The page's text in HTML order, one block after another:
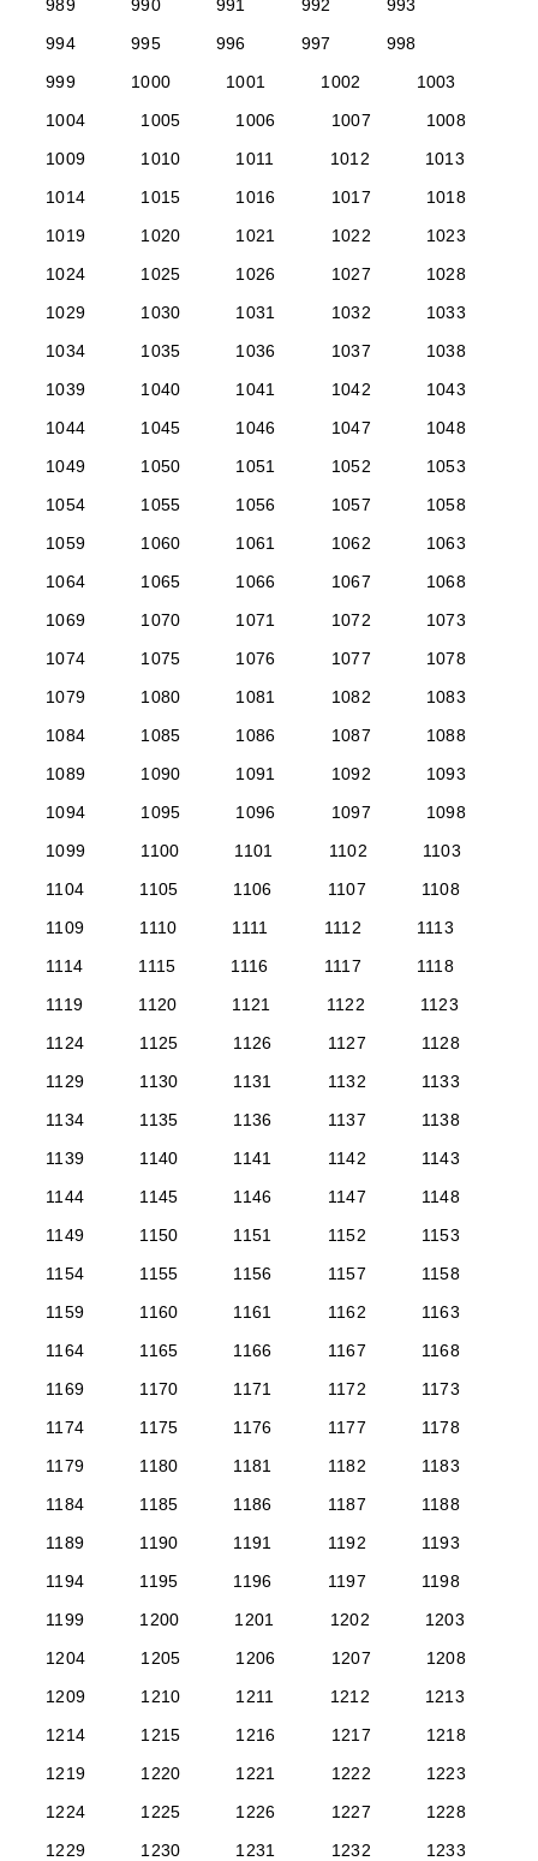
989 990 991 992
993
994
995 996 997
998
999
1000 1001 1002
1003
1004
1005 1006 1007
1008
1009
1010 1011 1012
1013
1014
1015 1016 1017
1018
1019
1020 1021 1022
1023
1024
1025 1026 1027
1028
1029
1030 1031 1032
1033
1034
1035 1036 1037
1038
1039
1040 1041 1042
1043
1044
1045 1046 1047
1048
1049
1050 1051 1052
1053
1054
1055 1056 1057
1058
1059
1060 1061 1062
1063
1064
1065 1066 1067
1068
1069
1070 1071 1072
1073
1074
1075 1076 1077
1078
1079
1080 1081 1082
1083
1084
1085 1086 1087
1088
1089
1090 1091 1092
1093
1094
1095 1096 1097
1098
1099
1100 1101 1102
1103
1104
1105 1106 1107
1108
1109
1110 1111 1112
1113
1114
1115 1116 1117
1118
1119
1120 1121 1122
1123
1124
1125 1126 1127
1128
1129
1130 1131 1132
1133
1134
1135 1136 1137
1138
1139
1140 1141 1142
1143
1144
1145 1146 1147
1148
1149
1150 1151 1152
1153
1154
1155 1156 1157
1158
1159
1160 1161 1162
1163
1164
1165 1166 1167
1168
1169
1170 1171 1172
1173
1174
1175 1176 1177
1178
1179
1180 1181 1182
1183
1184
1185 1186 1187
1188
1189
1190 1191 1192
1193
1194
1195 1196 1197
1198
1199
1200 1201 1202
1203
1204
1205 1206 1207
1208
1209
1210 1211 1212
1213
1214
1215 1216 1217
1218
1219
1220 1221 1222
1223
1224
1225 1226 1227
1228
1229
1230 1231 1232
1233